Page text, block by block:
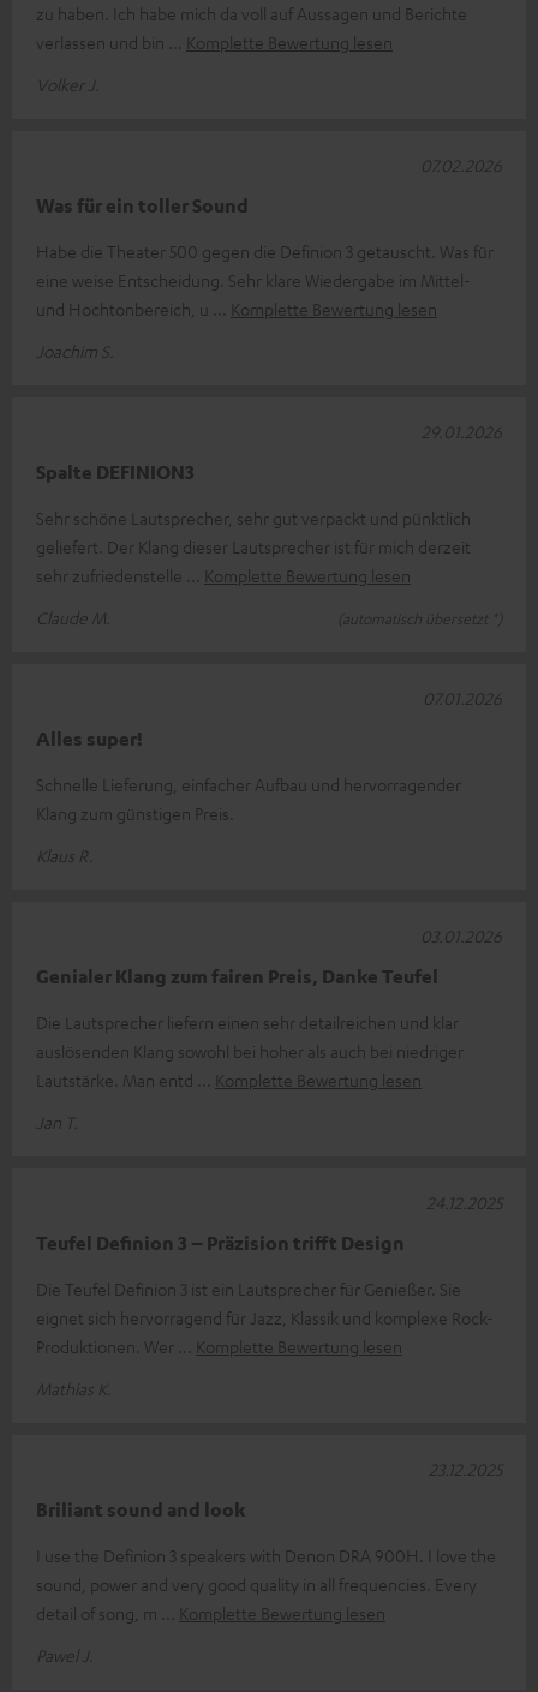
zu haben. Ich habe mich da voll auf Aussagen und Berichte
verlassen und bin
Komplette Bewertung lesen
Volker J.
Was für ein toller Sound
Habe die Theater 500 gegen die Definion 3 getauscht. Was für
eine weise Entscheidung. Sehr klare Wiedergabe im Mittel-
und Hochtonbereich, u
Komplette Bewertung lesen
Joachim S.
07.02.2026
Spalte DEFINION3
Sehr schöne Lautsprecher, sehr gut verpackt und pünktlich
geliefert. Der Klang dieser Lautsprecher ist für mich derzeit
sehr zufriedenstelle
Komplette Bewertung lesen
Claude M.
(automatisch übersetzt *)
29.01.2026
Alles super!
Schnelle Lieferung, einfacher Aufbau und hervorragender
Klang zum günstigen Preis.
Klaus R.
07.01.2026
Genialer Klang zum fairen Preis, Danke Teufel
Die Lautsprecher liefern einen sehr detailreichen und klar
auslösenden Klang sowohl bei hoher als auch bei niedriger
Lautstärke. Man entd
Komplette Bewertung lesen
Jan T.
03.01.2026
Teufel Definion 3 – Präzision trifft Design
Die Teufel Definion 3 ist ein Lautsprecher für Genießer. Sie
eignet sich hervorragend für Jazz, Klassik und komplexe Rock-
Produktionen. Wer
Komplette Bewertung lesen
Mathias K.
24.12.2025
Briliant sound and look
I use the Definion 3 speakers with Denon DRA 900H. I love the
sound, power and very good quality in all frequencies. Every
detail of song, m
Komplette Bewertung lesen
Pawel J.
23.12.2025